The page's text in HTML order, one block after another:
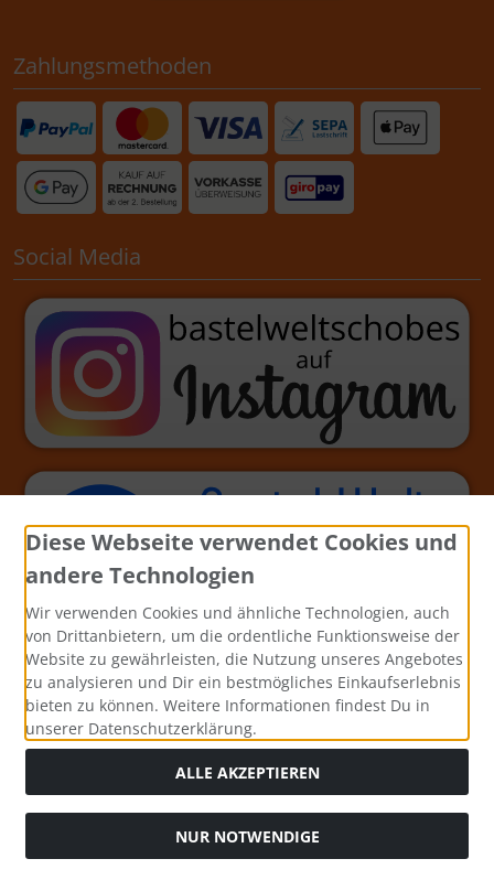
Zahlungsmethoden
Social Media
Alle Preise inkl. gesetzl. MwSt. zzgl.Versandkosten. Die
Diese Webseite verwendet Cookies und
andere Technologien
Wir verwenden Cookies und ähnliche Technologien, auch
von Drittanbietern, um die ordentliche Funktionsweise der
Website zu gewährleisten, die Nutzung unseres Angebotes
zu analysieren und Dir ein bestmögliches Einkaufserlebnis
bieten zu können. Weitere Informationen findest Du in
unserer Datenschutzerklärung.
ALLE AKZEPTIEREN
NUR NOTWENDIGE